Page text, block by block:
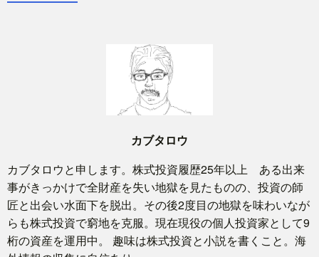
カブタロウ
カブタロウと申します。株式投資履歴25年以上 ある出来
事がきっかけで全財産を失い地獄を見たものの、投資の師
匠と出会い水面下を脱出。その後2度目の地獄を味わいなが
らも株式投資で窮地を克服。現在現役の個人投資家として9
桁の資産を運用中。 趣味は株式投資と小説を書くこと。海